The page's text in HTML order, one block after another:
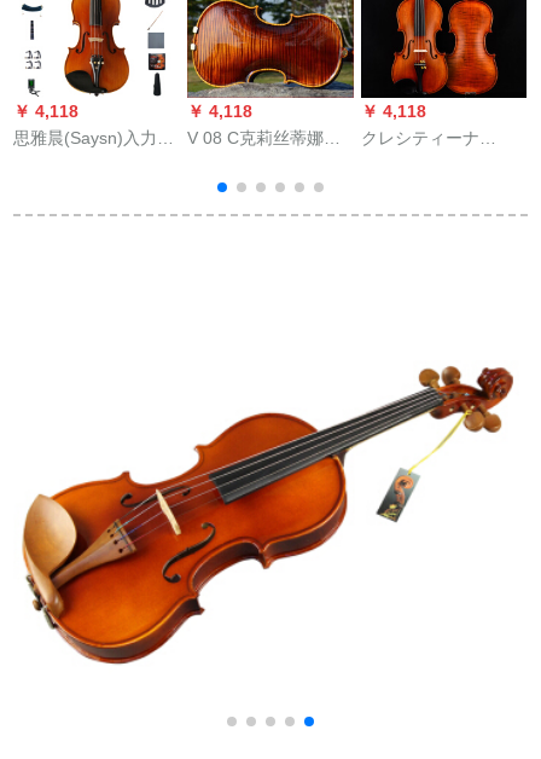
￥ 4,118
思雅晨(Saysn)入力品
木ハーン演奏试验级
￥ 4,118
V 08 C克莉丝蒂娜
验レベルは、手作り
の独板演奏のバイオ
￥ 4,118
クレシティーナ
入力品バーンの演奏